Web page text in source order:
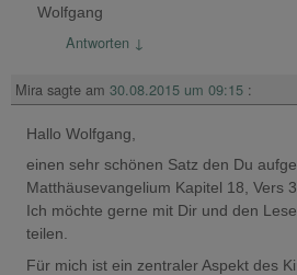
Wolfgang
Antworten ↓
Mira sagte am 30.08.2015 um 09:15 :
Hallo Wolfgang,
einen sehr schönen Satz den Du
Matthäusevangelium Kapitel 18, Vers
Ich möchte gerne mit Dir und den
teilen.
Für mich ist ein zentraler Aspekt des